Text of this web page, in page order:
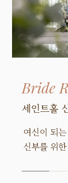
Bride
세인트홀
여신이 되
신부를 위